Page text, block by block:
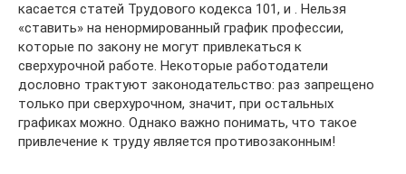
касается статей Трудового кодекса 101, и . Нельзя
«ставить» на ненормированный график профессии,
которые по закону не могут привлекаться к
сверхурочной работе. Некоторые работодатели
дословно трактуют законодательство: раз запрещено
только при сверхурочном, значит, при остальных
графиках можно. Однако важно понимать, что такое
привлечение к труду является противозаконным!